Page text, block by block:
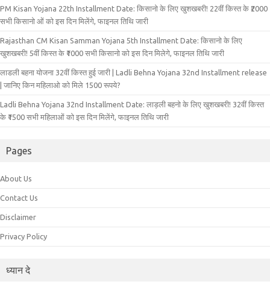
PM Kisan Yojana 22th Installment Date: किसानो के लिए खुशखबरी! 22वीं किस्त के ₹2000
सभी किसानो ओं को इस दिन मिलेंगे, फाइनल तिथि जारी
Rajasthan CM Kisan Samman Yojana 5th Installment Date: किसानो के लिए
खुशखबरी! 5वीं किस्त के ₹1000 सभी किसानो को इस दिन मिलेगे, फाइनल तिथि जारी
लाडली बहना योजना 32वीं किस्त हुई जारी | Ladli Behna Yojana 32nd Installment release
| जानिए किन महिलाओ को मिले 1500 रूपये?
Ladli Behna Yojana 32nd Installment Date: लाड़ली बहनो के लिए खुशखबरी! 32वीं किस्त
के ₹1500 सभी महिलाओं को इस दिन मिलेंगे, फाइनल तिथि जारी
Pages
About Us
Contact Us
Disclaimer
Privacy Policy
ध्यान दे